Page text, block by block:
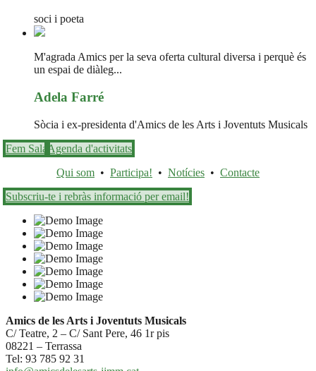
soci i poeta
M'agrada Amics per la seva oferta cultural diversa i perquè és
un espai de diàleg...
Adela Farré
Sòcia i ex-presidenta d'Amics de les Arts i Joventuts Musicals
Fem Sala Agenda d'activitats
Qui som • Participa! • Notícies • Contacte
Subscriu-te i rebràs informació per email!
Amics de les Arts i Joventuts Musicals
C/ Teatre, 2 – C/ Sant Pere, 46 1r pis
08221 – Terrassa
Tel: 93 785 92 31